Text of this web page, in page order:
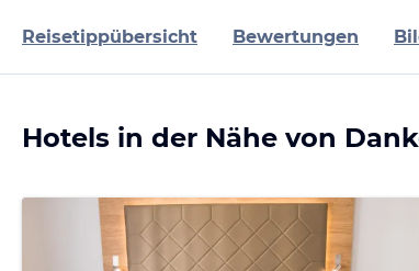
Reisetippübersicht Bewertungen
Hotels in der Nähe von